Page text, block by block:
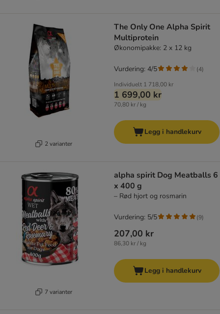
2 varianter
The Only One Alpha Spirit
Multiprotein
Økonomipakke: 2 x 12 kg
Individuelt 1 718,00 kr
1 699,00 kr
70,80 kr / kg
Vurdering: 4/5 (4)
Legg i handlekurv
7 varianter
alpha spirit Dog Meatballs 6
x 400 g
– Rød hjort og rosmarin
207,00 kr
86,30 kr / kg
Vurdering: 5/5 (9)
Legg i handlekurv